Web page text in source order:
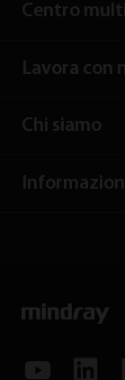
Centro
Lavora con
Chi siamo